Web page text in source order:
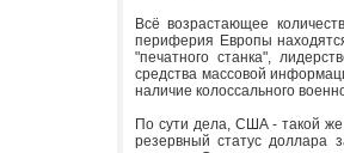
Всё возрастающее
периферия Европы
"печатного станка",
средства массовой
наличие колоссального
По сути дела, США - такой
резервный статус доллара